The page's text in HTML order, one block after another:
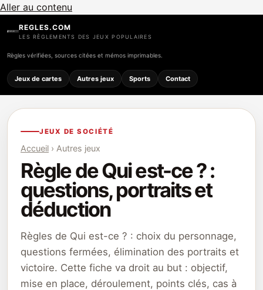
Aller au contenu
REGLES.COM
LES RÈGLEMENTS DES JEUX POPULAIRES
Règles vérifiées, sources citées et mémos imprimables.
Jeux de cartes Autres jeux Sports Contact
JEUX DE SOCIÉTÉ
Accueil › Autres jeux
Règle de Qui est-ce ? :
questions, portraits et
déduction
Règles de Qui est-ce ? : choix du personnage,
questions fermées, élimination des portraits et
victoire. Cette fiche va droit au but : objectif,
mise en place, déroulement, points clés, cas à